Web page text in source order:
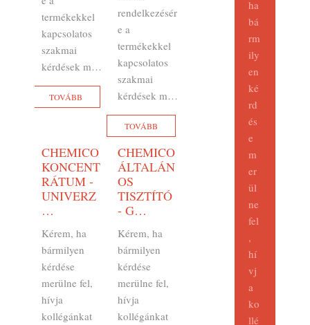
termékekkel
kapcsolatos
szakmai
kérdések m…
TOVÁBB
rendelkezésér
e a
termékekkel
kapcsolatos
szakmai
kérdések m…
TOVÁBB
CHEMICO
KONCENT
RÁTUM -
UNIVERZ
…
Kérem, ha
bármilyen
kérdése
merülne fel,
hívja
kollégánkat
CHEMICO
ÁLTALÁN
OS
TISZTÍTÓ
- G…
Kérem, ha
bármilyen
kérdése
merülne fel,
hívja
kollégánkat
ha
bá
rm
ily
en
ké
rd
és
e
m
er
ül
ne
fel
,
hí
vj
a
ko
llé